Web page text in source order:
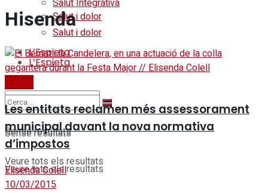
Salut i dolor
L’Espieta
Sense resultats
Veure tots els resultats
Salut Integrativa
Salut i dolor
L’Espieta
Sense resultats
Veure tots els resultats
Hisenda
Cultura
Les entitats reclamen més assessorament
municipal davant la nova normativa
d’impostos
Elisenda Colell
10/03/2015